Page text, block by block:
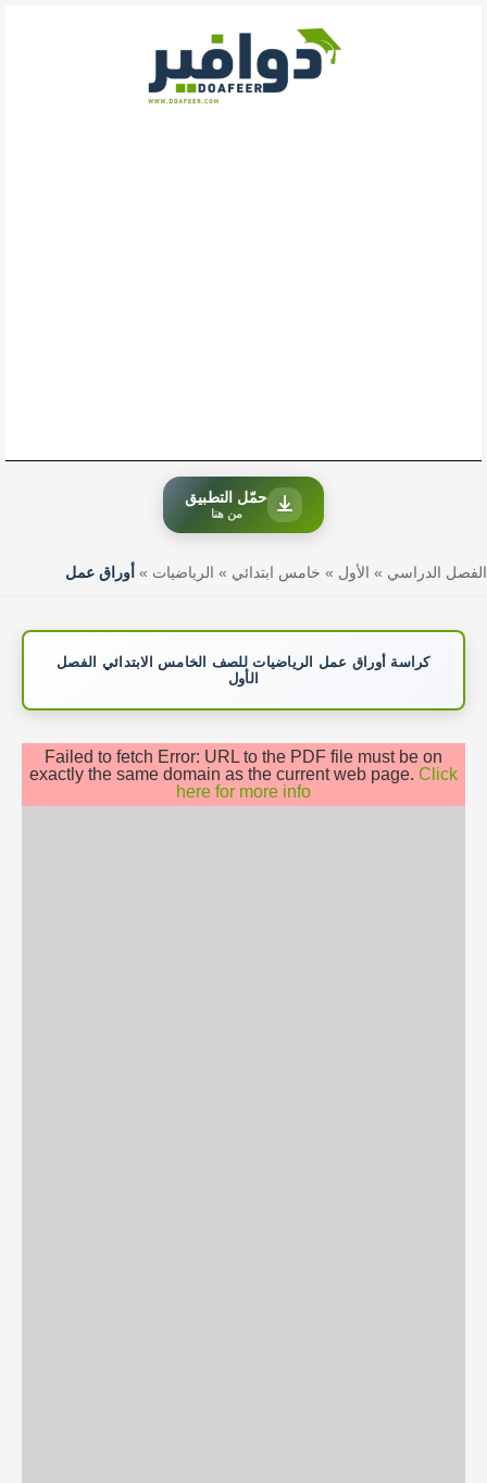
حمّل التطبيق
من هنا
الفصل الدراسي » الأول » خامس ابتدائي » الرياضيات » أوراق عمل
كراسة أوراق عمل الرياضيات للصف الخامس الابتدائي الفصل
الأول
Failed to fetch Error: URL to the PDF file must be on
exactly the same domain as the current web page. Click
here for more info